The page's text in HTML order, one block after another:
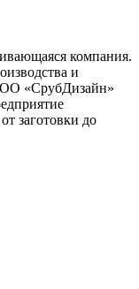
компания.
и
«СрубДизайн»
заготовки до